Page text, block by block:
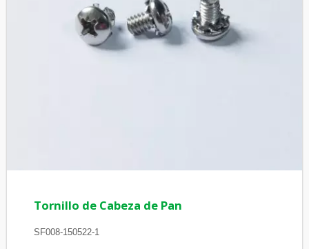
Tornillo de Cabeza de Pan
SF008-150522-1